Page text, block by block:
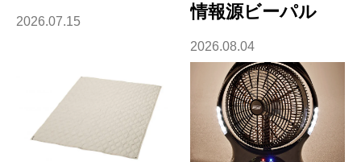
2026.07.15
情報源ビーパル
2026.08.04